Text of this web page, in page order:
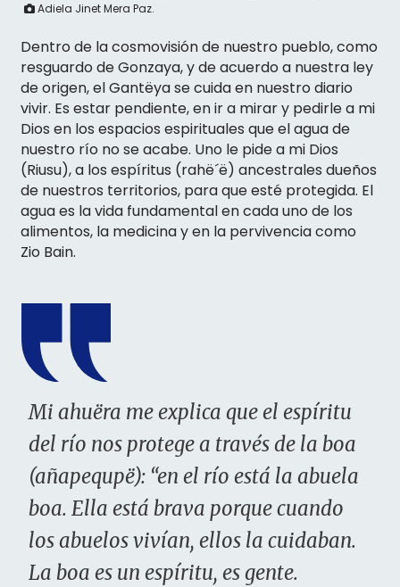
Adiela Jinet Mera Paz.
Dentro de la cosmovisión de nuestro pueblo, como
resguardo de Gonzaya, y de acuerdo a nuestra ley
de origen, el Gantëya se cuida en nuestro diario
vivir. Es estar pendiente, en ir a mirar y pedirle a mi
Dios en los espacios espirituales que el agua de
nuestro río no se acabe. Uno le pide a mi Dios
(Riusu), a los espíritus (rahë´ë) ancestrales dueños
de nuestros territorios, para que esté protegida. El
agua es la vida fundamental en cada uno de los
alimentos, la medicina y en la pervivencia como
Zio Bain.
Mi ahuëra me explica que el espíritu
del río nos protege a través de la boa
(añapequpë): “en el río está la abuela
boa. Ella está brava porque cuando
los abuelos vivían, ellos la cuidaban.
La boa es un espíritu, es gente.